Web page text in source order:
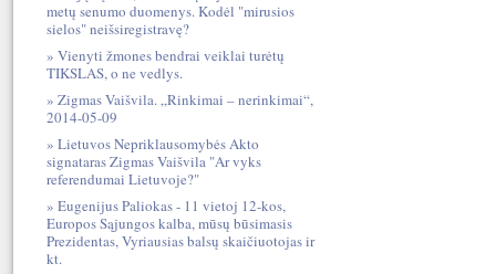
metų senumo duomenys. Kodėl "mirusios
sielos" neišsiregistravę?
Vienyti žmones bendrai veiklai turėtų
TIKSLAS, o ne vedlys.
Zigmas Vaišvila. „Rinkimai – nerinkimai“,
2014-05-09
Lietuvos Nepriklausomybės Akto
signataras Zigmas Vaišvila "Ar vyks
referendumai Lietuvoje?"
Eugenijus Paliokas - 11 vietoj 12-kos,
Europos Sąjungos kalba, mūsų būsimasis
Prezidentas, Vyriausias balsų skaičiuotojas ir
kt.